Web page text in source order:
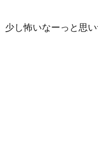
少し怖いなーっと思